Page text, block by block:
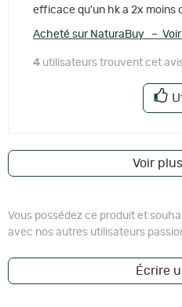
efficace qu'un hk a 2x moins
Acheté sur NaturaBuy – Voir
4 utilisateurs trouvent cet
Voir
Vous possédez ce produit et
avec nos autres utilisateurs
Écrire